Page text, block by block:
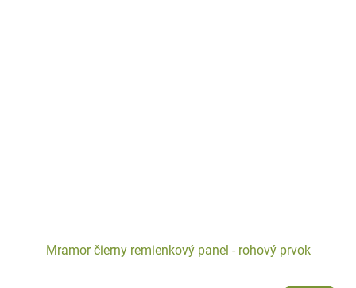
Mramor čierny remienkový panel - rohový prvok